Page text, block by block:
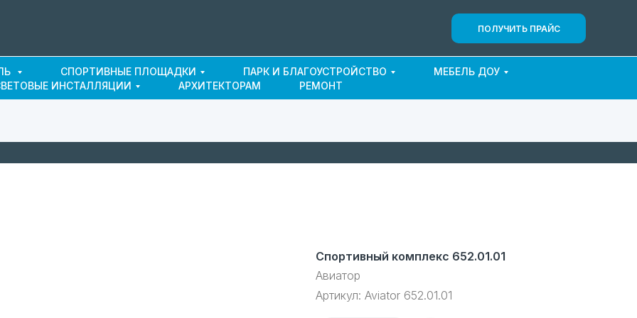
ПОЛУЧИТЬ ПРАЙС
СПОРТИВНЫЕ ПЛОЩАДКИ ПАРК И БЛАГОУСТРОЙСТВО
МЕБЕЛЬ ДОУ
ИНСТАЛЛЯЦИИ
АРХИТЕКТОРАМ РЕМОНТ
Спортивный комплекс 652.01.01
Авиатор
Артикул: Aviator 652.01.01